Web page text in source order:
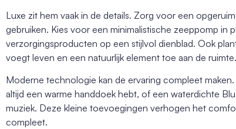
Luxe zit hem vaak in de details. Zorg voor een
gebruiken. Kies voor een minimalistische zeeppomp in
verzorgingsproducten op een stijlvol dienblad. Ook
voegt leven en een natuurlijk element toe aan de ruimte.
Moderne technologie kan de ervaring compleet
altijd een warme handdoek hebt, of een waterdichte
muziek. Deze kleine toevoegingen verhogen het
compleet.